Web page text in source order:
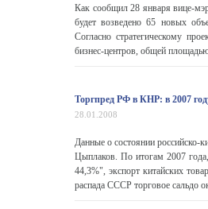
Как сообщил 28 января вице-
будет возведено 65 новых
Согласно стратегическому
бизнес-центров, общей
Торгпред РФ в КНР: в 2007
28.01.2008
Данные о состоянии российско-
Цыплаков. По итогам 2007
44,3%", экспорт китайских
распада СССР торговое сальдо